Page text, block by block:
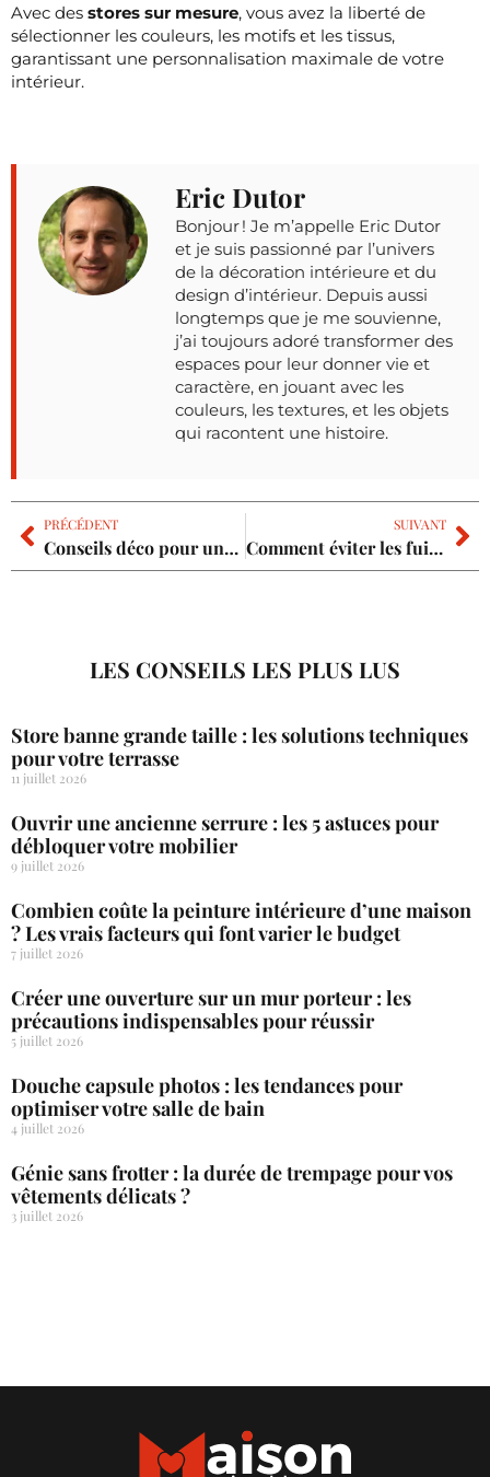
Avec des stores sur mesure, vous avez la liberté de
sélectionner les couleurs, les motifs et les tissus,
garantissant une personnalisation maximale de votre
intérieur.
Eric Dutor
Bonjour ! Je m’appelle Eric Dutor
et je suis passionné par l’univers
de la décoration intérieure et du
design d’intérieur. Depuis aussi
longtemps que je me souvienne,
j’ai toujours adoré transformer des
espaces pour leur donner vie et
caractère, en jouant avec les
couleurs, les textures, et les objets
qui racontent une histoire.
PRÉCÉDENT
Conseils déco pour une maison bien rangée
SUIVANT
Comment éviter les fuites d’eau dans votre maison : astuces pratiques de plombier
LES CONSEILS LES PLUS LUS
Store banne grande taille : les solutions techniques
pour votre terrasse
11 juillet 2026
Ouvrir une ancienne serrure : les 5 astuces pour
débloquer votre mobilier
9 juillet 2026
Combien coûte la peinture intérieure d’une maison
? Les vrais facteurs qui font varier le budget
7 juillet 2026
Créer une ouverture sur un mur porteur : les
précautions indispensables pour réussir
5 juillet 2026
Douche capsule photos : les tendances pour
optimiser votre salle de bain
4 juillet 2026
Génie sans frotter : la durée de trempage pour vos
vêtements délicats ?
3 juillet 2026